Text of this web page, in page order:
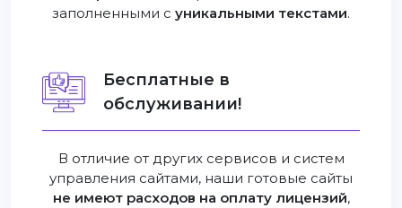
заполненными с уникальными текстами.
Бесплатные в
обслуживании!
В отличие от других сервисов и систем
управления сайтами, наши готовые сайты
не имеют расходов на оплату лицензий,